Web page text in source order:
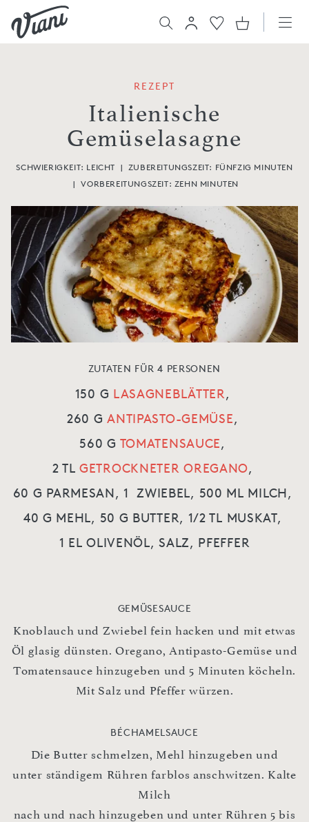
REZEPT
Italienische
Gemüselasagne
SCHWIERIGKEIT: LEICHT | ZUBEREITUNGSZEIT: FÜNFZIG MINUTEN
| VORBEREITUNGSZEIT: ZEHN MINUTEN
ZUTATEN FÜR 4 PERSONEN
150 G LASAGNEBLÄTTER,
260 GANTIPASTO-GEMÜSE,
560 G TOMATENSAUCE,
2 TLGETROCKNETER OREGANO,
60 G PARMESAN, 1 ZWIEBEL, 500 ML MILCH,
40 G MEHL, 50 G BUTTER, 1/2 TL MUSKAT,
1 EL OLIVENÖL,SALZ, PFEFFER
GEMÜSESAUCE
Knoblauch und Zwiebel fein hacken und mit etwas
Öl glasig dünsten. Oregano, Antipasto-Gemüse und
Tomatensauce hinzugeben und 5 Minuten köcheln.
Mit Salz und Pfeffer würzen.
BÉCHAMELSAUCE
Die Butter schmelzen, Mehl hinzugeben und
unter ständigem Rühren farblos anschwitzen. Kalte
Milch
nach und nach hinzugeben und unter Rühren 5 bis